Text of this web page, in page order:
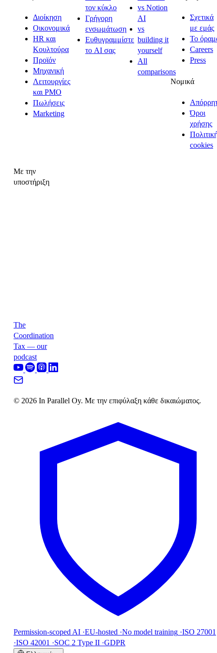
Διοίκηση
Οικονομικά
HR και
Κουλτούρα
Προϊόν
Μηχανική
Λειτουργίες
και PMO
Πωλήσεις
Marketing
τον κύκλο
Γρήγορη
ενσωμάτωση
Ευθυγραμμίστε
το AI σας
vs Notion
AI
vs
building it
yourself
All
comparisons
Σχετικά
με εμάς
Το
Careers
Press
Νομικά
Όροι
χρήσης
cookies
Με την
υποστήριξη
The
Coordination
Tax — our
podcast
© 2026 In Parallel Oy. Με την επιφύλαξη κάθε δικαιώματος.
Permission-scoped AI ·EU-hosted ·No model training ·ISO 27001
·ISO 42001 ·SOC 2 Type II ·GDPR